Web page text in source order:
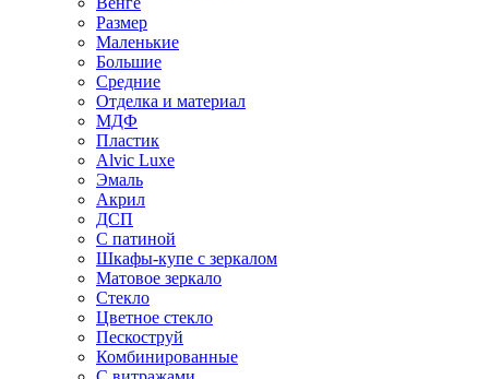
Размер
Маленькие
Большие
Средние
Отделка и материал
МДФ
Пластик
Alvic Luxe
Эмаль
Акрил
ДСП
С патиной
Шкафы-купе с зеркалом
Матовое зеркало
Стекло
Цветное стекло
Пескоструй
Комбинированные